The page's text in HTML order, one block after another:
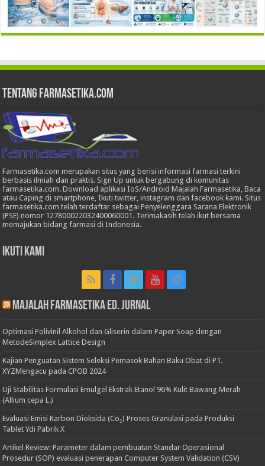
Tentang Farmasetika.com
Farmasetika.com merupakan situs yang berisi informasi farmasi terkini
berbasis ilmiah dan praktis. Sign Up untuk bergabung di komunitas
farmasetika.com. Download aplikasi IoS/Android Majalah Farmasetika, Baca
atau Caping di smartphone, Ikuti twitter, instagram dan facebook kami. Situs
farmasetika.com telah terdaftar sebagai Penyelenggara Sarana Elektronik
(PSE) nomor 127800022032400060001. Terimakasih telah ikut bersama
memajukan bidang farmasi di Indonesia.
Ikuti Kami
Majalah Farmasetika Ed. Jurnal
Optimasi Polivinil Alkohol dan Gliserin dalam Paper Soap dengan
MetodeSimplex Lattice Design
Kajian Penguatan Sistem Seleksi Pemasok Bahan Baku Obat di PT.
XYZMengacu pada CPOB 2024
Uji Stabilitas Formulasi Emulgel Ekstrak Etanol 96% Kulit Bawang Merah
(Allium cepa L.)
Evaluasi Emisi Karbon Dioksida (Co₂) Proses Granulasi pada Produksi
Tablet Ydi Pabrik X
Artikel Review: Parameter dalam pembuatan Standar Operasional
Prosedur (SOP) evaluasi penerapan Computer System Validation (CSV)